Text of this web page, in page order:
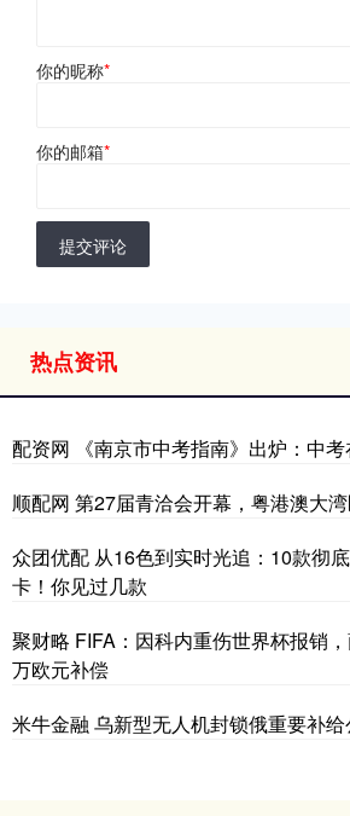
你的昵称*
你的邮箱*
提交评论
热点资讯
配资网 《南京市中考指南》出炉：中
顺配网 第27届青洽会开幕，粤港澳大
众团优配 从16色到实时光追：10款彻
卡！你见过几款
聚财略 FIFA：因科内重伤世界杯报销
万欧元补偿
米牛金融 乌新型无人机封锁俄重要补